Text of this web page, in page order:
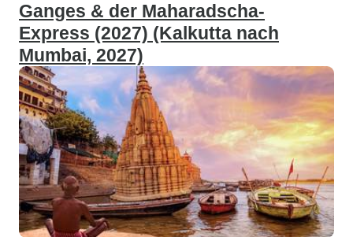
Ganges & der Maharadscha-
Express (2027) (Kalkutta nach
Mumbai, 2027)